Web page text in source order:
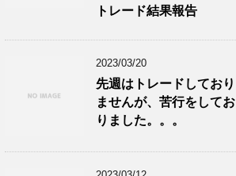
トレード結果報告
2023/03/20
先週はトレードしており
ませんが、苦行をしてお
りました。。。